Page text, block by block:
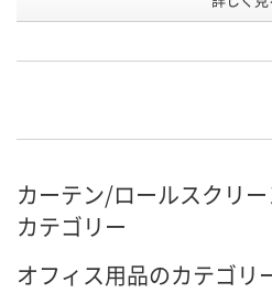
カゴへ
カーテン/ロールスクリ
カテゴリー
オフィス用品のカテゴリ